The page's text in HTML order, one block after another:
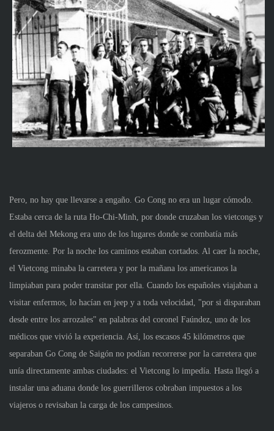
Pero, no hay que llevarse a engaño. Go Cong no era un lugar cómodo.
Estaba cerca de la ruta Ho-Chi-Minh, por donde cruzaban los vietcongs y
el delta del Mekong era uno de los lugares donde se combatía más
ferozmente. Por la noche los caminos estaban cortados. Al caer la noche,
el Vietcong minaba la carretera y por la mañana los americanos la
limpiaban para poder transitar por ella. Cuando los españoles viajaban a
visitar enfermos, lo hacían en jeep y a toda velocidad, "por si disparaban
desde entre los arrozales" en palabras del coronel Faúndez, uno de los
médicos que vivió la experiencia. Así, los escasos 45 kilómetros que
separaban Go Cong de Saigón no podían recorrerse por la carretera que
unía directamente ambas ciudades: el Vietcong lo impedía. Hasta llegó a
instalar una aduana donde los guerrilleros cobraban impuestos a los
viajeros o revisaban la carga de los campesinos.